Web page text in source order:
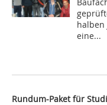
halben
eine...
Rundum-Paket für